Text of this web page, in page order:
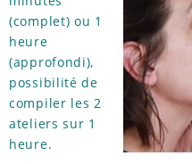
(complet) ou 1
heure
(approfondi),
possibilité de
compiler les 2
ateliers sur 1
heure.